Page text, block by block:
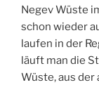
Negev Wüste
schon wieder
laufen in der
läuft man die
Wüste, aus der